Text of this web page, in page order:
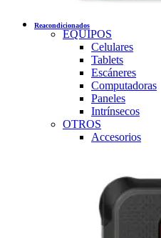
Reacondicionados
EQUIPOS
Celulares
Tablets
Escáneres
Computadoras
Paneles
Intrínsecos
OTROS
Accesorios